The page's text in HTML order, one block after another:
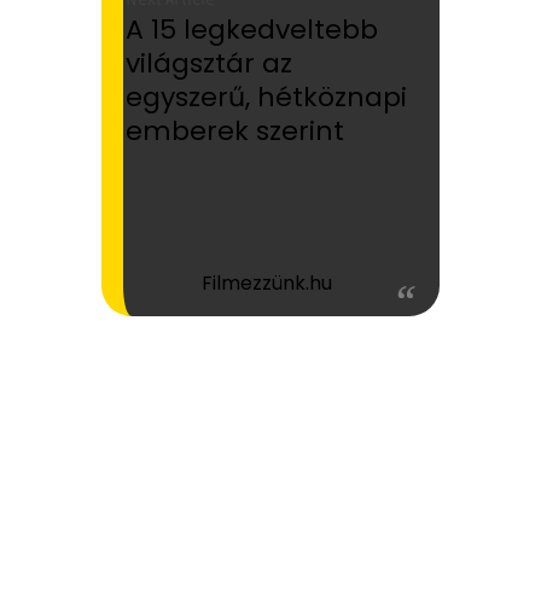
A 15 legkedveltebb
világsztár az
egyszerű, hétköznapi
emberek szerint
Filmezzünk.hu